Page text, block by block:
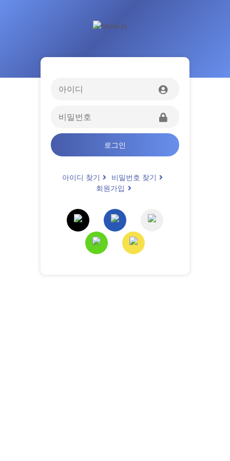
로그인
아이디 찾기
비밀번호 찾기
회원가입